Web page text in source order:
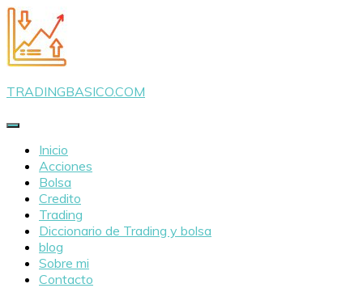
Saltar
al
contenido
TRADINGBASICO.COM
Inicio
Acciones
Bolsa
Credito
Trading
Diccionario de Trading y bolsa
blog
Sobre mi
Contacto